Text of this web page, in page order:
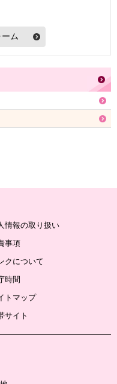
情報の取り扱い
事項
クについて
時間
トマップ
サイト